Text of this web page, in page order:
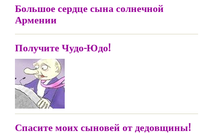
Большое сердце сына солнечной
Армении
Получите Чудо-Юдо!
Спасите моих сыновей от дедовщины!